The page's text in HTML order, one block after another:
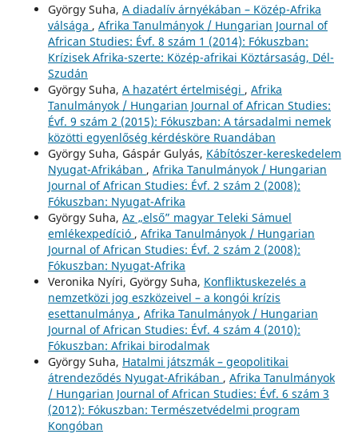
György Suha, A diadalív árnyékában – Közép-Afrika
válsága , Afrika Tanulmányok / Hungarian Journal of
African Studies: Évf. 8 szám 1 (2014): Fókuszban:
Krízisek Afrika-szerte: Közép-afrikai Köztársaság, Dél-
Szudán
György Suha, A hazatért értelmiségi , Afrika
Tanulmányok / Hungarian Journal of African Studies:
Évf. 9 szám 2 (2015): Fókuszban: A társadalmi nemek
közötti egyenlőség kérdésköre Ruandában
György Suha, Gáspár Gulyás, Kábítószer-kereskedelem
Nyugat-Afrikában , Afrika Tanulmányok / Hungarian
Journal of African Studies: Évf. 2 szám 2 (2008):
Fókuszban: Nyugat-Afrika
György Suha, Az „első” magyar Teleki Sámuel
emlékexpedíció , Afrika Tanulmányok / Hungarian
Journal of African Studies: Évf. 2 szám 2 (2008):
Fókuszban: Nyugat-Afrika
Veronika Nyíri, György Suha, Konfliktuskezelés a
nemzetközi jog eszközeivel – a kongói krízis
esettanulmánya , Afrika Tanulmányok / Hungarian
Journal of African Studies: Évf. 4 szám 4 (2010):
Fókuszban: Afrikai birodalmak
György Suha, Hatalmi játszmák – geopolitikai
átrendeződés Nyugat-Afrikában , Afrika Tanulmányok
/ Hungarian Journal of African Studies: Évf. 6 szám 3
(2012): Fókuszban: Természetvédelmi program
Kongóban